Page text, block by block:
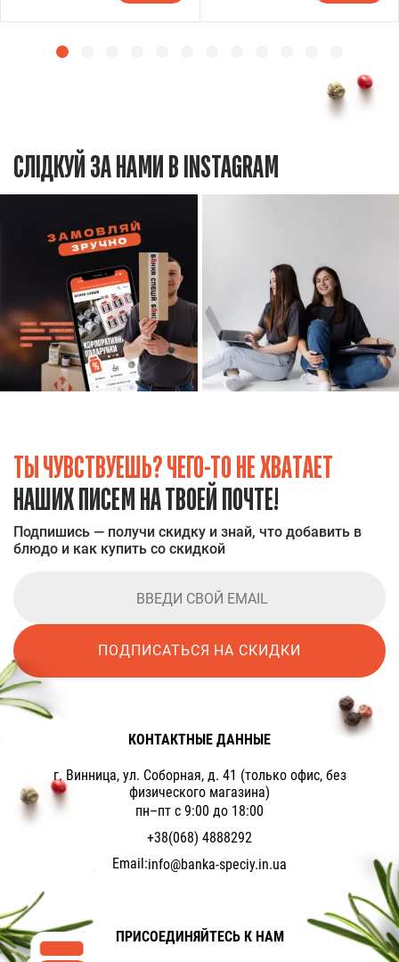
СЛІДКУЙ ЗА НАМИ В INSTAGRAM
ТЫ ЧУВСТВУЕШЬ? ЧЕГО-ТО НЕ ХВАТАЕТ
НАШИХ ПИСЕМ НА ТВОЕЙ ПОЧТЕ!
Подпишись — получи скидку и знай, что добавить в
блюдо и как купить со скидкой
ПОДПИСАТЬСЯ НА СКИДКИ
КОНТАКТНЫЕ ДАННЫЕ
г. Винница, ул. Соборная, д. 41 (только офис, без
физического магазина)
пн–пт с 9:00 до 18:00
+38(068) 4888292
Email:info@banka-speciy.in.ua
ПРИСОЕДИНЯЙТЕСЬ К НАМ